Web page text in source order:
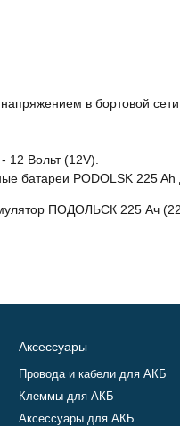
в бортовой
Вольт (12V).
батареи PODOLSK 225
ПОДОЛЬСК 225 Ач
Аксессуары
Провода и кабели для АКБ
Клеммы для АКБ
Аксессуары для АКБ